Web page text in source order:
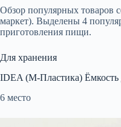
Обзор популярных товаров
маркет). Выделены 4
приготовления пищи.
Для хранения
IDEA (М-Пластика)
6 место